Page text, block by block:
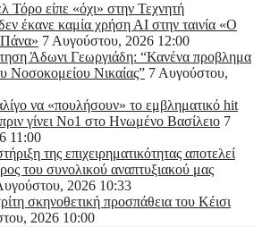
Τόρο είπε «όχι» στην Τεχνητή
έκανε καμία χρήση ΑΙ στην ταινία «Ο
7 Αυγούστου, 2026 12:00
Άδωνι Γεωργιάδη: “Κανένα προβλημα
Νοσοκομείου Νικαίας” 7 Αυγούστου,
να «πουλήσουν» το εμβληματικό hit
γίνει Νο1 στο Ηνωμένο Βασίλειο 7
11:00
της επιχειρηματικότητας αποτελεί
του συνολικού αναπτυξιακού μας
2026 10:33
σκηνοθετική προσπάθεια του Κέισι
2026 10:00